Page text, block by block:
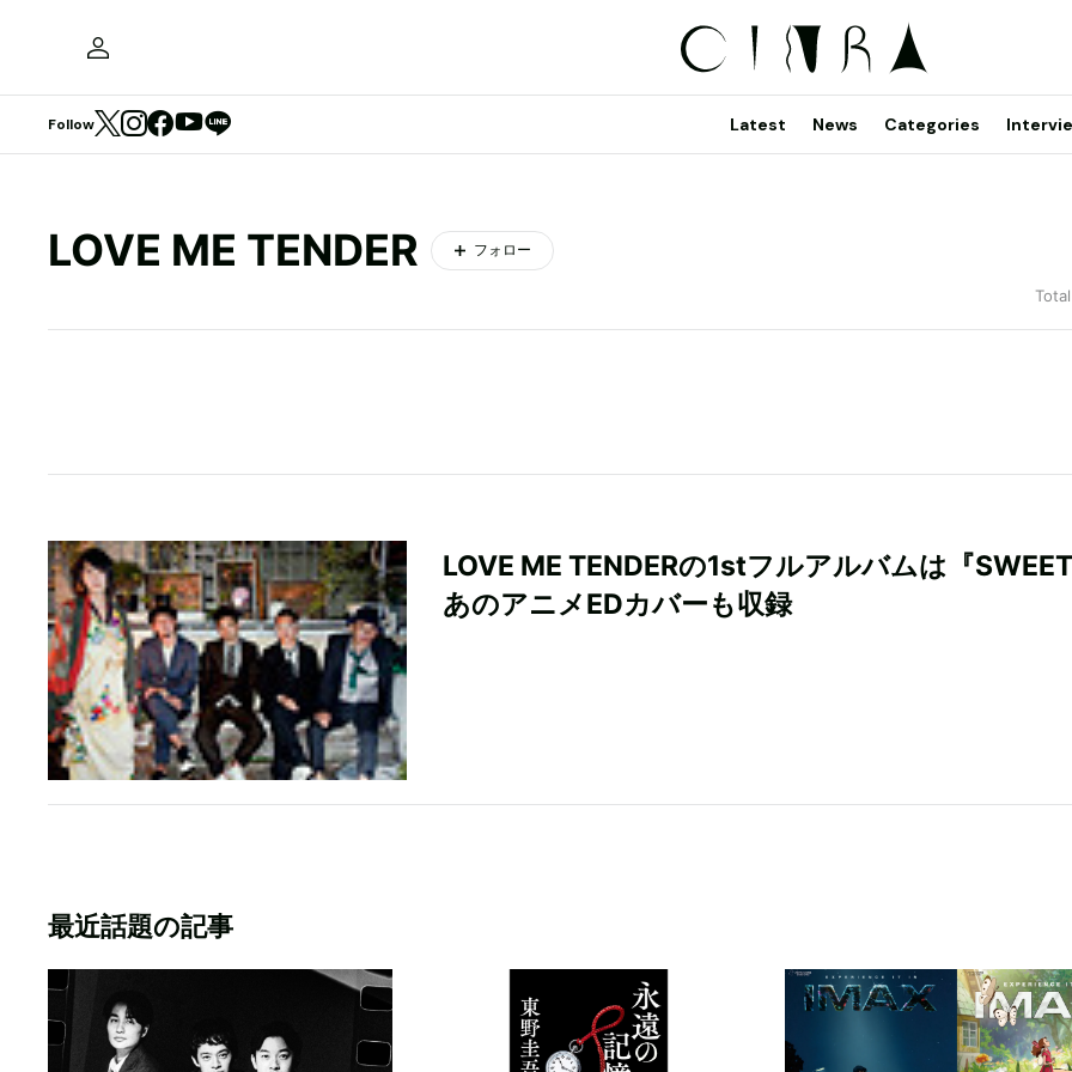
Follow Latest News Categories
LOVE ME TENDER フォロー
LOVE ME TENDERの1stフルアルバムは『
あのアニメEDカバーも収録
最近話題の記事